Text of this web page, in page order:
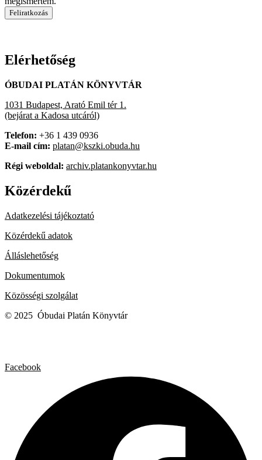
Feliratkozás
Elérhetőség
ÓBUDAI PLATÁN KÖNYVTÁR
1031 Budapest, Arató Emil tér 1.
(bejárat a Kadosa utcáról)
Telefon: +36 1 439 0936
E-mail cím: platan@kszki.obuda.hu
Régi weboldal: archiv.platankonyvtar.hu
Közérdekű
Adatkezelési tájékoztató
Közérdekű adatok
Álláslehetőség
Dokumentumok
Közösségi szolgálat
© 2025 Óbudai Platán Könyvtár
Facebook